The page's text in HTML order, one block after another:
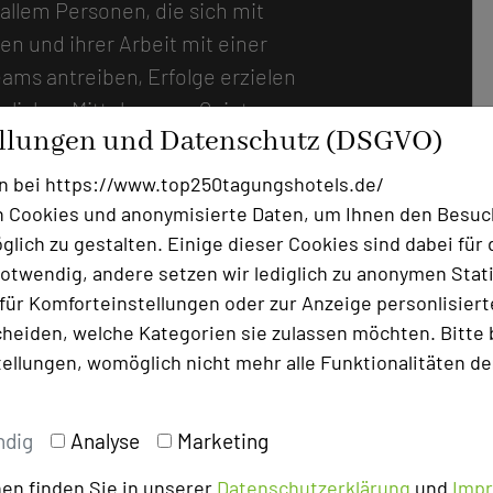
und Datenschutz (DSGVO)
bei https://www.top250tagungshotels.de/
und anonymisierte Daten, um Ihnen den
zu gestalten. Einige dieser Cookies sind dabei für
andere setzen wir lediglich zu anonymen
Komforteinstellungen oder zur Anzeige
welche Kategorien sie zulassen möchten. Bitte
womöglich nicht mehr alle Funktionalitäten
Analyse Marketing
finden Sie in unserer Datenschutzerklärung und
Personen, die sich mit
und ihrer Arbeit mit einer
antreiben, Erfolge erzielen
Mittel gegen „Quiet
dafür sorgen, dass sich
die Motivation sowie die
Schwanen,
Design- und
Rezepte für Teamerfolge
Themenzimmern,
tagen am Braukessel, in der
allem für „Vieltager“ ist
Freude. Was das Hotel,
bestens eignet,
macht, sind die